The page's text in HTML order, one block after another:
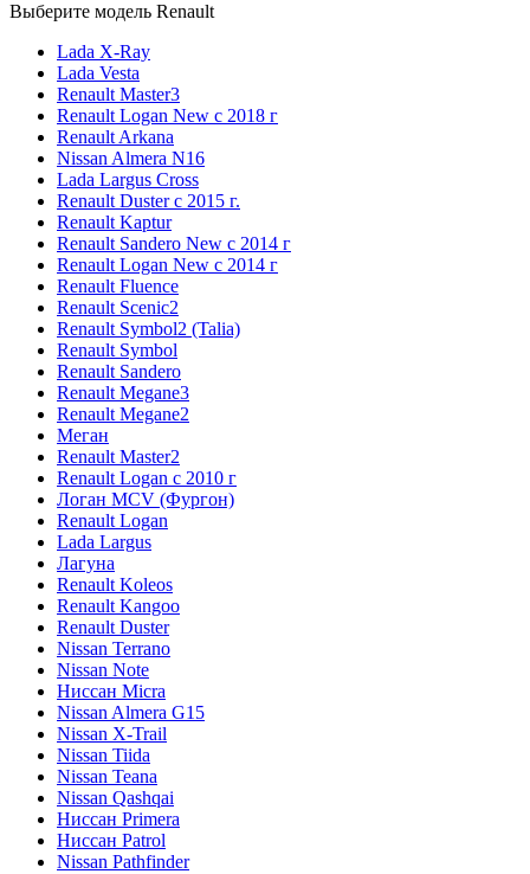
Выберите модель Renault
Lada X-Ray
Lada Vesta
Renault Master3
Renault Logan New с 2018 г
Renault Arkana
Nissan Almera N16
Lada Largus Cross
Renault Duster с 2015 г.
Renault Kaptur
Renault Sandero New с 2014 г
Renault Logan New с 2014 г
Renault Fluence
Renault Scenic2
Renault Symbol2 (Talia)
Renault Symbol
Renault Sandero
Renault Megane3
Renault Megane2
Меган
Renault Master2
Renault Logan c 2010 г
Логан МСV (Фургон)
Renault Logan
Lada Largus
Лагуна
Renault Koleos
Renault Kangoo
Renault Duster
Nissan Terrano
Nissan Note
Ниссан Micra
Nissan Almera G15
Nissan X-Trail
Nissan Tiida
Nissan Teana
Nissan Qashqai
Ниссан Primera
Ниссан Patrol
Nissan Pathfinder